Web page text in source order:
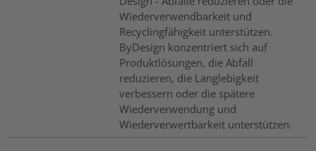
Wiederverwendbarkeit und
Recyclingfähigkeit unterstützen.
ByDesign konzentriert sich auf
Produktlösungen, die Abfall
reduzieren, die Langlebigkeit
verbessern oder die spätere
Wiederverwendung und
Wiederverwertbarkeit unterstützen.